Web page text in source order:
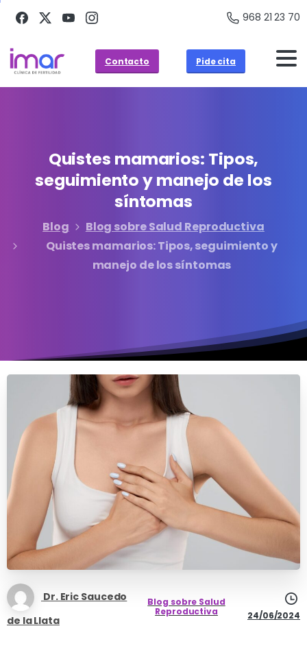
968 21 23 70
Contacto Pide cita
Quistes mamarios: Tipos,
seguimientoymanejo de los
síntomas
Blog
Blog sobre Salud Reproductiva
Quistes mamarios: Tipos, seguimiento y
manejo de los síntomas
Dr. Eric Saucedo
de la Llata
Blog sobre Salud
Reproductiva
24/06/2024